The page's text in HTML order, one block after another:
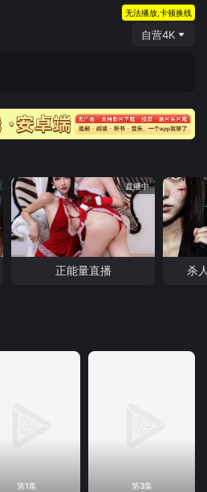
无法播放,卡顿换线
自营4K
直播中
正能量直播 杀
第1集 第3集